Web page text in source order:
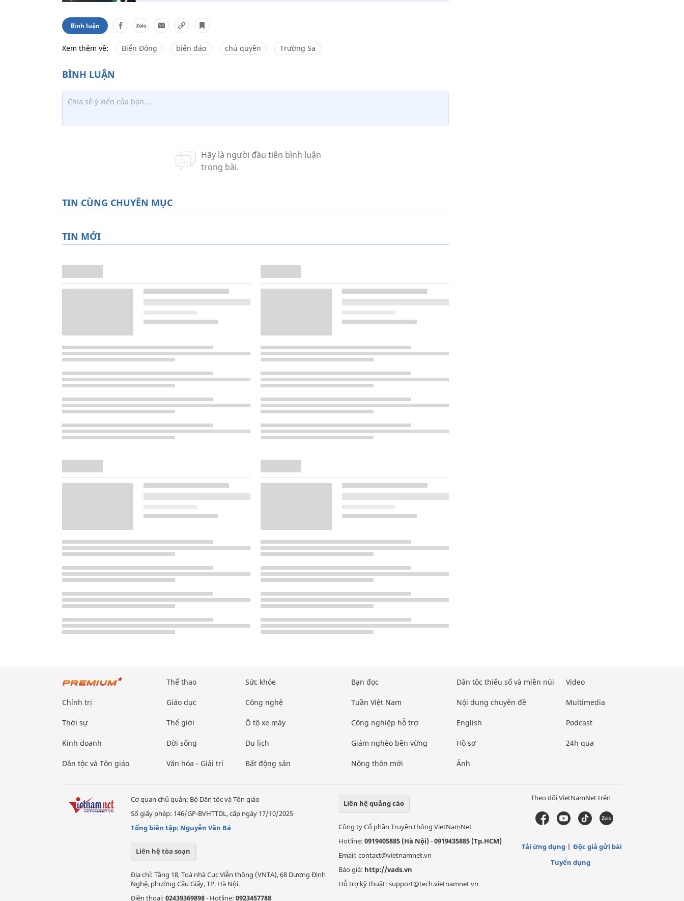
Bình luận
Xem thêm về: Biển Đông biển đảo chủ quyền Trường Sa
TIN CÙNG CHUYÊN MỤC
TIN MỚI
Chính trị
Thời sự
Kinh doanh
Dân tộc và Tôn giáo
Thể thao
Giáo dục
Thế giới
Đời sống
Văn hóa - Giải trí
Sức khỏe
Công nghệ
Ô tô xe máy
Du lịch
Bất động sản
Bạn đọc
Tuần Việt Nam
Công nghiệp hỗ trợ
Giảm nghèo bền vững
Nông thôn mới
Dân tộc thiểu số và miền núi
Nội dung chuyên đề
English
Hồ sơ
Ảnh
Video
Multimedia
Podcast
24h qua
Cơ quan chủ quản: Bộ Dân tộc và Tôn giáo
Số giấy phép: 146/GP-BVHTTDL, cấp ngày 17/10/2025
Tổng biên tập: Nguyễn Văn Bá
Liên hệ tòa soạn
Địa chỉ: Tầng 18, Toà nhà Cục Viễn thông (VNTA), 68 Dương Đình
Nghệ, phường Cầu Giấy, TP. Hà Nội.
Điện thoại: 02439369898- Hotline: 0923457788
Liên hệ quảng cáo
Công ty Cổ phần Truyền thông VietNamNet
Hotline: 0919405885 (Hà Nội)-0919435885 (Tp.HCM)
Email: contact@vietnamnet.vn
Báo giá: http://vads.vn
Hỗ trợ kỹ thuật: support@tech.vietnamnet.vn
Theo dõi VietNamNet trên
Tải ứng dụng
Độc giả gửi bài
Tuyển dụng